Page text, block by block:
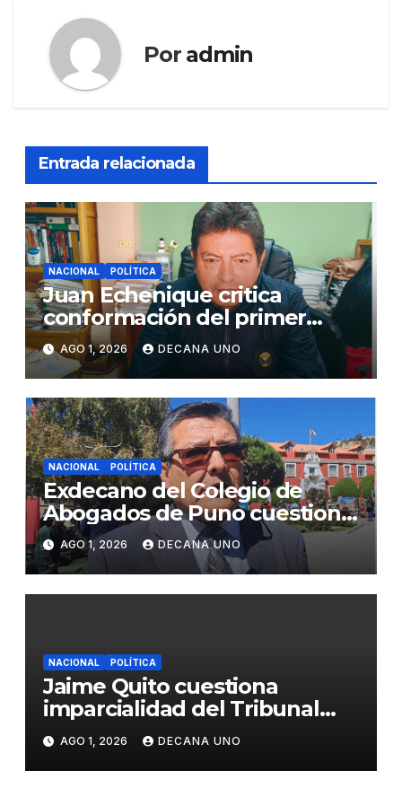
Por admin
Entrada relacionada
NACIONAL POLÍTICA
Juan Echenique critica
conformación del primer
gabinete ministerial de Keiko
Fujimori
AGO 1, 2026 DECANA UNO
NACIONAL POLÍTICA
Exdecano del Colegio de
Abogados de Puno cuestiona
propuestas sobre seguridad
ciudadana
AGO 1, 2026 DECANA UNO
NACIONAL POLÍTICA
Jaime Quito cuestiona
imparcialidad del Tribunal
Constitucional tras liberación
de Ollanta Humala
AGO 1, 2026 DECANA UNO